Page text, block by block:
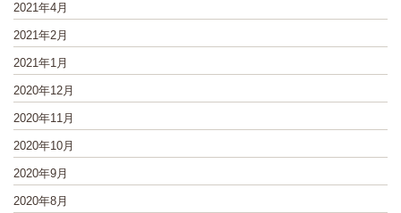
2021年4月
2021年2月
2021年1月
2020年12月
2020年11月
2020年10月
2020年9月
2020年8月